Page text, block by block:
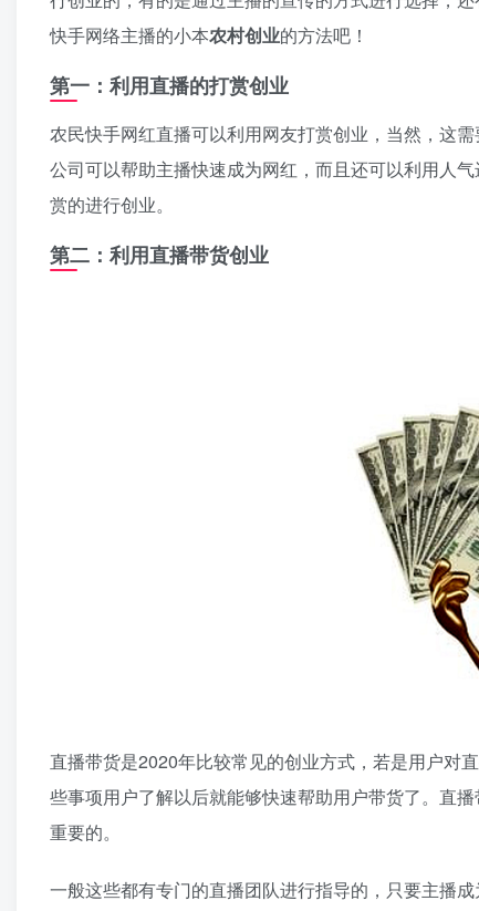
快手网络主播的小本农村创业的方法吧！
第一：利用直播的打赏创业
农民快手网红直播可以利用网友打赏创业，当然，这
公司可以帮助主播快速成为网红，而且还可以利用人
赏的进行创业。
第二：利用直播带货创业
直播带货是2020年比较常见的创业方式，若是用户对
些事项用户了解以后就能够快速帮助用户带货了。直
重要的。
一般这些都有专门的直播团队进行指导的，只要主播